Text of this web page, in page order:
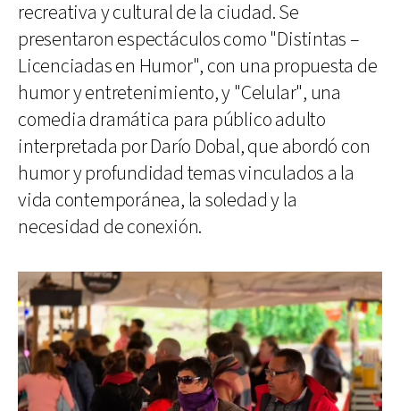
recreativa y cultural de la ciudad. Se
presentaron espectáculos como "Distintas –
Licenciadas en Humor", con una propuesta de
humor y entretenimiento, y "Celular", una
comedia dramática para público adulto
interpretada por Darío Dobal, que abordó con
humor y profundidad temas vinculados a la
vida contemporánea, la soledad y la
necesidad de conexión.